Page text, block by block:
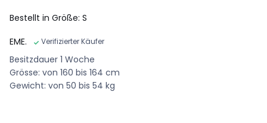
Bestellt in Größe: S
EME.
Verifizierter Käufer
Besitzdauer 1 Woche
Grösse: von 160 bis 164 cm
Gewicht: von 50 bis 54 kg